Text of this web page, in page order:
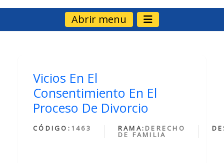
Abrir menu
Vicios En El
Consentimiento En El
Proceso De Divorcio
CÓDIGO: 1463 RAMA: DERECHO
DE FAMILIA